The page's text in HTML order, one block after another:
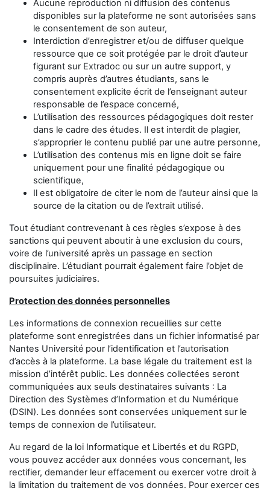
Aucune reproduction ni diffusion des contenus
disponibles sur la plateforme ne sont autorisées sans
le consentement de son auteur,
Interdiction d’enregistrer et/ou de diffuser quelque
ressource que ce soit protégée par le droit d’auteur
figurant sur Extradoc ou sur un autre support, y
compris auprès d’autres étudiants, sans le
consentement explicite écrit de l’enseignant auteur
responsable de l’espace concerné,
L’utilisation des ressources pédagogiques doit rester
dans le cadre des études. Il est interdit de plagier,
s’approprier le contenu publié par une autre personne,
L’utilisation des contenus mis en ligne doit se faire
uniquement pour une finalité pédagogique ou
scientifique,
Il est obligatoire de citer le nom de l’auteur ainsi que la
source de la citation ou de l’extrait utilisé.
Tout étudiant contrevenant à ces règles s’expose à des
sanctions qui peuvent aboutir à une exclusion du cours,
voire de l’université après un passage en section
disciplinaire. L’étudiant pourrait également faire l’objet de
poursuites judiciaires.
Protection des données personnelles
Les informations de connexion recueillies sur cette
plateforme sont enregistrées dans un fichier informatisé par
Nantes Université pour l’identification et l’autorisation
d’accès à la plateforme. La base légale du traitement est la
mission d’intérêt public. Les données collectées seront
communiquées aux seuls destinataires suivants : La
Direction des Systèmes d’Information et du Numérique
(DSIN). Les données sont conservées uniquement sur le
temps de connexion de l’utilisateur.
Au regard de la loi Informatique et Libertés et du RGPD,
vous pouvez accéder aux données vous concernant, les
rectifier, demander leur effacement ou exercer votre droit à
la limitation du traitement de vos données. Pour exercer ces